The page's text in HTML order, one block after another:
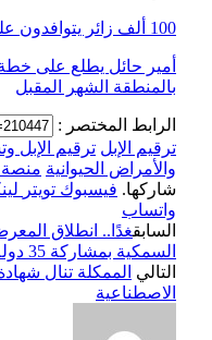
100 ألف زائر يتوافدون على خيمة الصقور في مهرجان الإبل
أمير حائل يطلع على
بالمنطقة الشهر المقبل
الرابط المختصر :
ترقيم الإبل ترقيم الإبل
والأمراض الحيوانية منصة
شاركها. فيسبوك تويتر
واتساب
السابقغدًا.. انطلاق
السمكية بمشاركة 35 دولة
التالي الممكلة تنال
الاصطناعية